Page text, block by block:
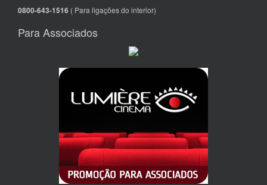
0800-643-1516 ( Para ligações do interior)
Para Associados